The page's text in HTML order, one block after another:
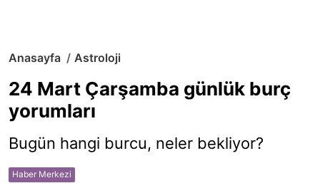
Anasayfa Astroloji
24 Mart Çarşamba günlük burç
yorumları
Bugün hangi burcu, neler bekliyor?
Haber Merkezi